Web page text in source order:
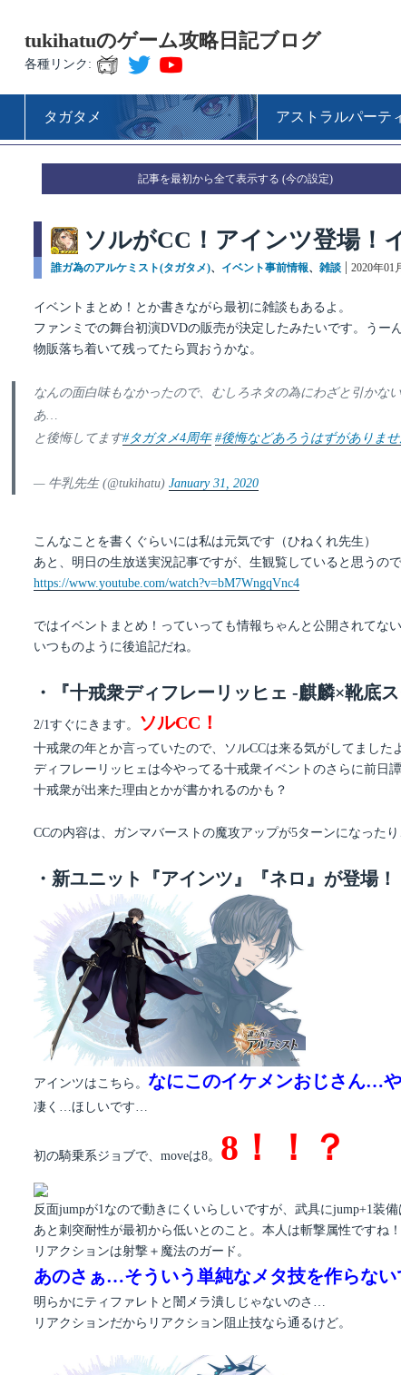
tukihatuのゲーム攻略日記ブログ
各種リンク:
タガタメ アストラルパーテ
記事を最初から全て表示する
ソルがCC！アインツ登場！
カ
ゴ
リ
ー
誰ガ為のアルケミスト(タガタメ)、 イベント事前情報、 雑談
投
2020年01
イベントまとめ！とか書きながら最初に雑談もあるよ。
ファンミでの舞台初演DVDの販売が決定したみたいです。うー
物販落ち着いて残ってたら買おうかな。
なんの面白味もなかったので、むしろネタの為にわざと引かな
あ…
と後悔してます#タガタメ4周年 #後悔などあろうはずがありま
— 牛乳先生 (@tukihatu) January 31, 2020
こんなことを書くぐらいには私は元気です（ひねくれ先生）
あと、明日の生放送実況記事ですが、生観覧していると思うの
https://www.youtube.com/watch?v=bM7WngqVnc4
ではイベントまとめ！っていっても情報ちゃんと公開されてない
いつものように後追記だね。
・『十戒衆ディフレーリッヒェ -麒麟×靴底
2/1すぐにきます。 ソルCC！
十戒衆の年とか言っていたので、ソルCCは来る気がしてました
ディフレーリッヒェは今やってる十戒衆イベントのさらに前日譚
十戒衆が出来た理由とかが書かれるのかも？
CCの内容は、ガンマバーストの魔攻アップが5ターンになった
・新ユニット『アインツ』『ネロ』が登場！
アインツはこちら。 なにこのイケメンおじさん…
凄く…ほしいです…
初の騎乗系ジョブで、moveは8。 8！！？
反面jumpが1なので動きにくいらしいですが、武具にjump+1装
あと刺突耐性が最初から低いとのこと。本人は斬撃属性ですね！
リアクションは射撃＋魔法のガード。
あのさぁ…そういう単純なメタ技を作らない
明らかにティファレトと闇メラ潰しじゃないのさ…
リアクションだからリアクション阻止技なら通るけど。